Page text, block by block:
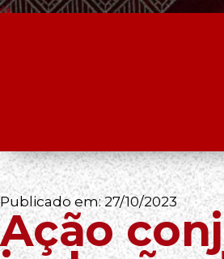
Publicado em:27/10/2023
Ação